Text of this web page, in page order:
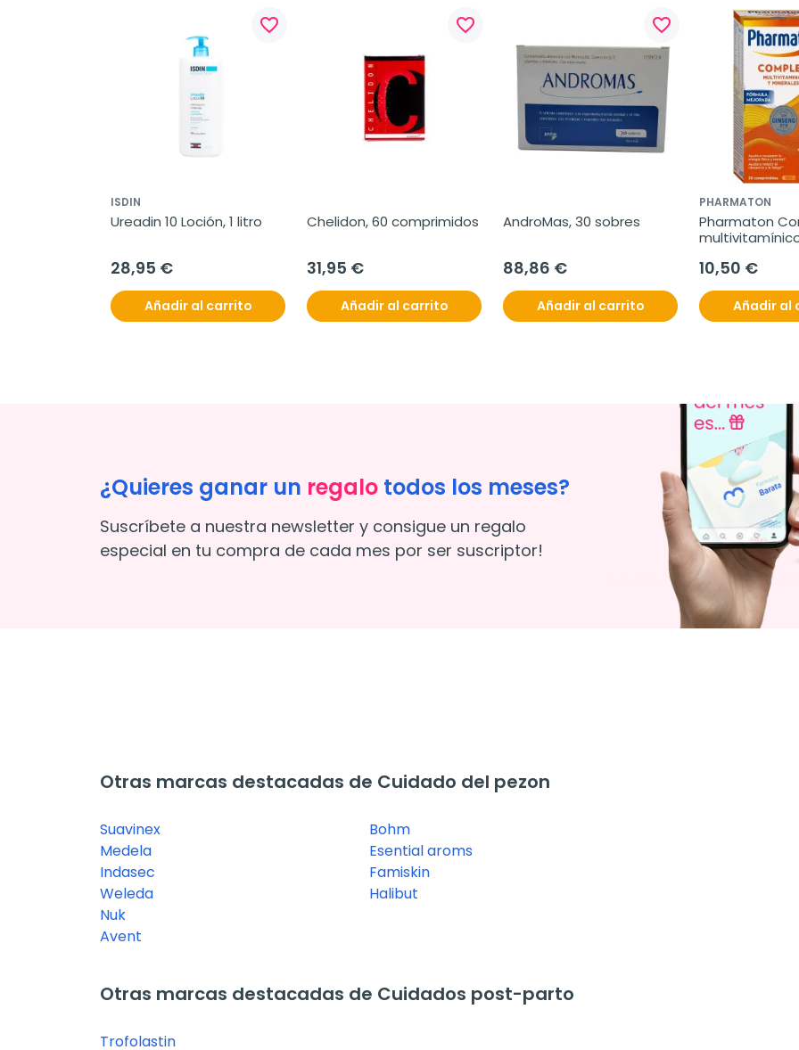
favorite_border
ISDIN
Ureadin 10 Loción, 1 litro
28,95 €
Añadir al carrito
favorite_border
Chelidon, 60 comprimidos
31,95 €
Añadir al carrito
favorite_border
AndroMas, 30 sobres
88,86 €
Añadir al carrito
PHARMATON
Pharmaton
10,50 €
Añadir al
¿Quieres ganar un regalo todos los meses?
Suscríbete a nuestra newsletter y consigue un regalo
especial en tu compra de cada mes por ser suscriptor!
Otras marcas destacadas de Cuidado del pezon
Suavinex
Medela
Indasec
Weleda
Nuk
Avent
Bohm
Esential aroms
Famiskin
Halibut
Otras marcas destacadas de Cuidados post-parto
Trofolastin